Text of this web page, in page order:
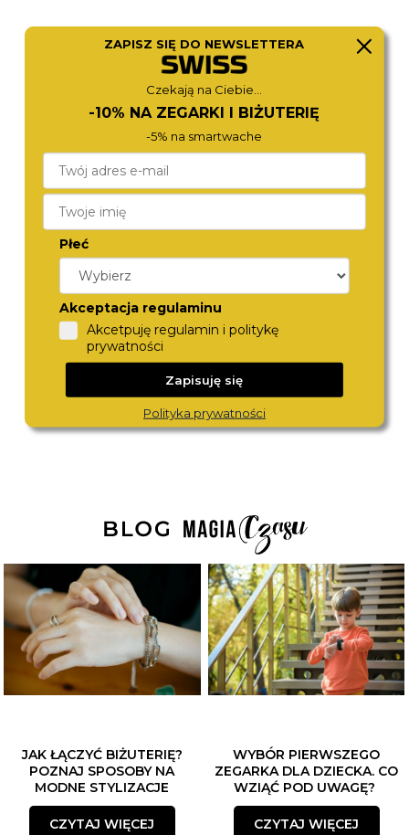
590,- 590,-
ROSEFIELD
JAK ŁĄCZYĆ BIŻUTERIĘ?
POZNAJ SPOSOBY NA
MODNE STYLIZACJE
CZYTAJ WIĘCEJ
WYBÓR PIERWSZEGO
ZEGARKA DLA DZIECKA. CO
WZIĄĆ POD UWAGĘ?
CZYTAJ WIĘCEJ
ZAPISZ SIĘ DO NEWSLETTERA
Czekają na Ciebie...
-10% NA ZEGARKI I BIŻUTERIĘ
-5% na smartwache
Płeć
Akceptacja regulaminu
Akcetpuję regulamin i politykę
prywatności
Zapisuję się
Polityka prywatności